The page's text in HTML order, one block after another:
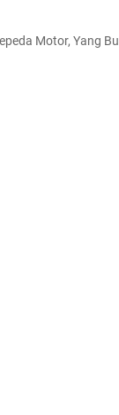
Motor, Yang